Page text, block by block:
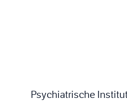
Psychiatrische